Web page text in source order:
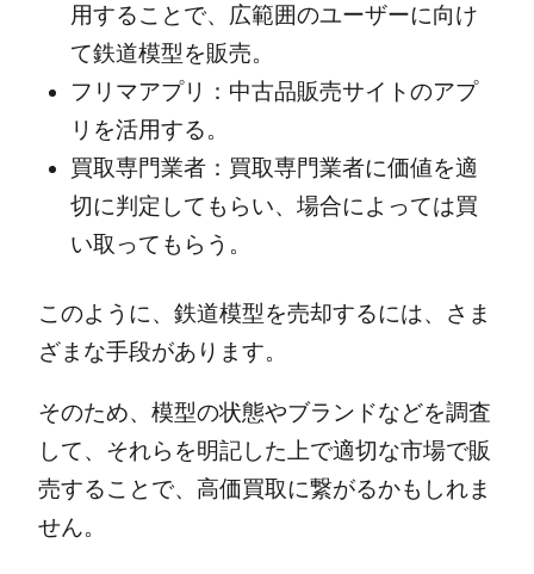
用することで、広範囲のユーザーに向け
て鉄道模型を販売。
フリマアプリ：中古品販売サイトのアプ
リを活用する。
買取専門業者：買取専門業者に価値を適
切に判定してもらい、場合によっては買
い取ってもらう。
このように、鉄道模型を売却するには、さま
ざまな手段があります。
そのため、模型の状態やブランドなどを調査
して、それらを明記した上で適切な市場で販
売することで、高価買取に繋がるかもしれま
せん。